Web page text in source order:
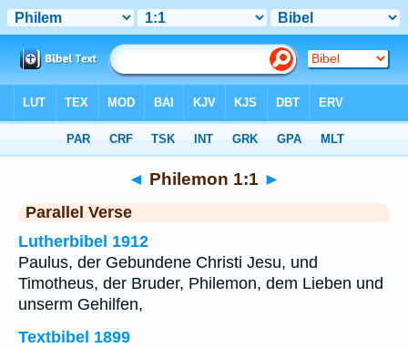
◄ Philemon 1:1 ►
Parallel Verse
Lutherbibel 1912
Paulus, der Gebundene Christi Jesu, und
Timotheus, der Bruder, Philemon, dem Lieben und
unserm Gehilfen,
Textbibel 1899